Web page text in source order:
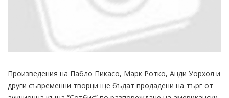
Произведения на Пабло Пикасо, Марк Ротко, Анди Уорхол и
други съвременни творци ще бъдат продадени на търг от